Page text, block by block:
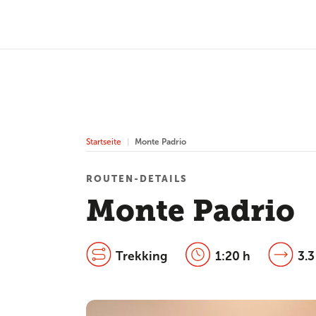
Startseite Monte Padrio
Monte Padrio
ROUTEN-DETAILS
Trekking 1:20 h